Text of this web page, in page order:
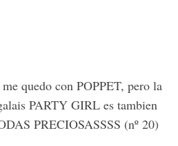
quedo con POPPET, pero la
PARTY GIRL es tambien
PRECIOSASSSS (nº 20)